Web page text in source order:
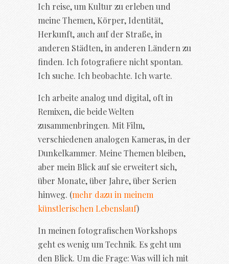
Ich reise, um Kultur zu erleben und
meine Themen, Körper, Identität,
Herkunft, auch auf der Straße, in
anderen Städten, in anderen Ländern zu
finden. Ich fotografiere nicht spontan.
Ich suche. Ich beobachte. Ich warte.
Ich arbeite analog und digital, oft in
Remixen, die beide Welten
zusammenbringen. Mit Film,
verschiedenen analogen Kameras, in der
Dunkelkammer. Meine Themen bleiben,
aber mein Blick auf sie erweitert sich,
über Monate, über Jahre, über Serien
hinweg. (mehr dazu in meinem
künstlerischen Lebenslauf)
In meinen fotografischen Workshops
geht es wenig um Technik. Es geht um
den Blick. Um die Frage: Was will ich mit